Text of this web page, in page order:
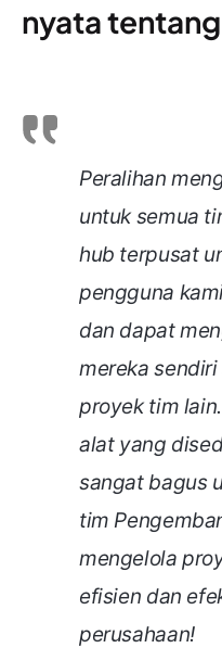
nyata
Peralihan
untuk semua
hub terpusat
pengguna
dan dapat
mereka
proyek tim
alat yang
sangat bagus
tim
mengelola
efisien dan
perusahaan!